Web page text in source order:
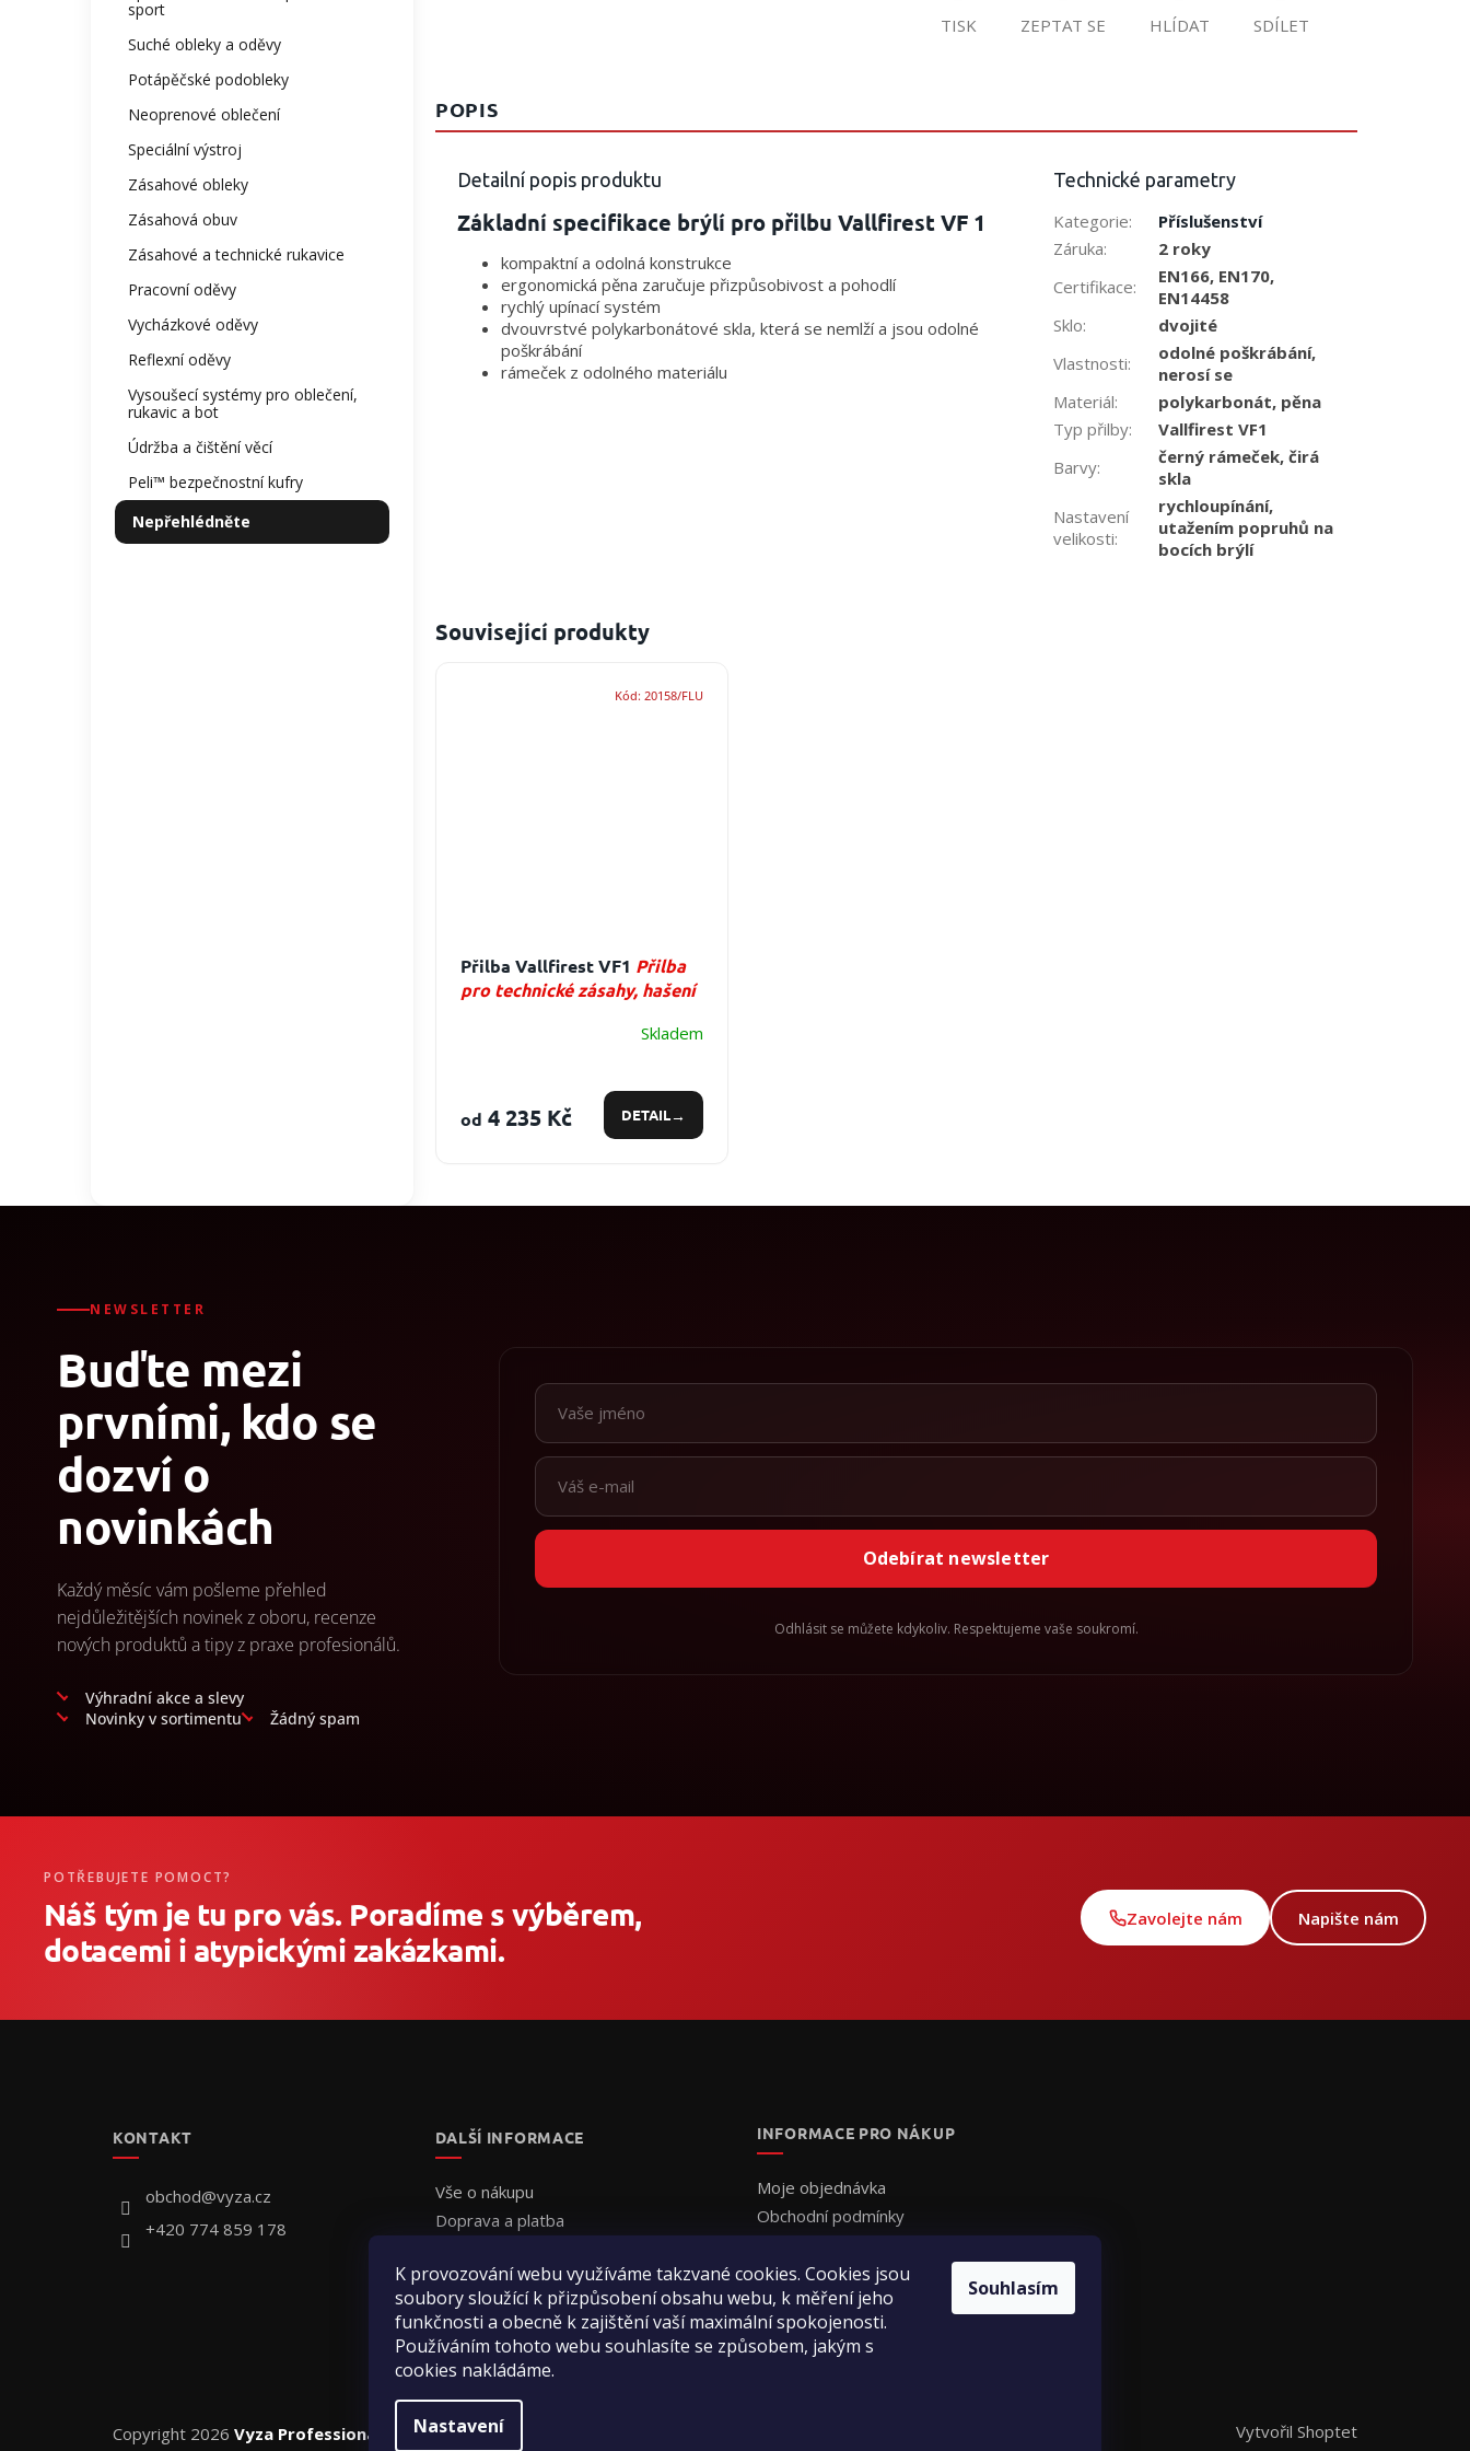
K provozování webu využíváme takzvané cookies. Cookies jsou
soubory sloužící k přizpůsobení obsahu webu, k měření jeho
funkčnosti a obecně k zajištění vaší maximální spokojenosti.
Používáním tohoto webu souhlasíte se způsobem, jakým s
cookies nakládáme.
Nastavení
Souhlasím
sport
Suché obleky a oděvy
Potápěčské podobleky
Neoprenové oblečení
Speciální výstroj
Zásahové obleky
Zásahová obuv
Zásahové a technické rukavice
Pracovní oděvy
Vycházkové oděvy
Reflexní oděvy
Vysoušecí systémy pro oblečení,
rukavic a bot
Údržba a čištění věcí
Peli™ bezpečnostní kufry
Nepřehlédněte
TISK ZEPTAT SE HLÍDAT SDÍLET
Související produkty
Přilba Vallfirest VF1 Přilba
pro technické zásahy, hašení
Skladem
od 4 235 Kč DETAIL
Kód: 20158/FLU
POPIS
Detailní popis produktu
Základní specifikace brýlí pro přilbu Vallfirest VF 1
kompaktní a odolná konstrukce
ergonomická pěna zaručuje přizpůsobivost a pohodlí
rychlý upínací systém
dvouvrstvé polykarbonátové skla, která se nemlží a jsou odolné
poškrábání
rámeček z odolného materiálu
Technické parametry
Kategorie:
Příslušenství
Záruka:
2 roky
Certifikace:
EN166, EN170,
EN14458
Sklo:
dvojité
Vlastnosti:
odolné poškrábání,
nerosí se
Materiál:
polykarbonát, pěna
Typ přilby:
Vallfirest VF1
Barvy:
černý rámeček, čirá
skla
Nastavení
velikosti:
rychloupínání,
utažením popruhů na
bocích brýlí
NEWSLETTER
Buďte mezi
prvními, kdo se
dozví o
novinkách
Každý měsíc vám pošleme přehled
nejdůležitějších novinek z oboru, recenze
nových produktů a tipy z praxe profesionálů.
Výhradní akce a slevy
Novinky v sortimentu
Žádný spam
Odebírat newsletter
Odhlásit se můžete kdykoliv. Respektujeme vaše soukromí.
POTŘEBUJETE POMOCT?
Náš tým je tu pro vás. Poradíme s výběrem,
dotacemi i atypickými zakázkami.
Zavolejte nám Napište nám
KONTAKT
obchod@vyza.cz
+420 774 859 178
DALŠÍ INFORMACE
Vše o nákupu
Doprava a platba
Jak objednat
Hodnocení obchodu
Kontakty
INFORMACE PRO NÁKUP
Moje objednávka
Obchodní podmínky
Formulář - Uplatnění reklamace
Formulář - Odstoupení od smlouvy
Vytvořil Shoptet
Copyright 2026 Vyza Professional s.r.o.. Všechna práva vyhrazena.